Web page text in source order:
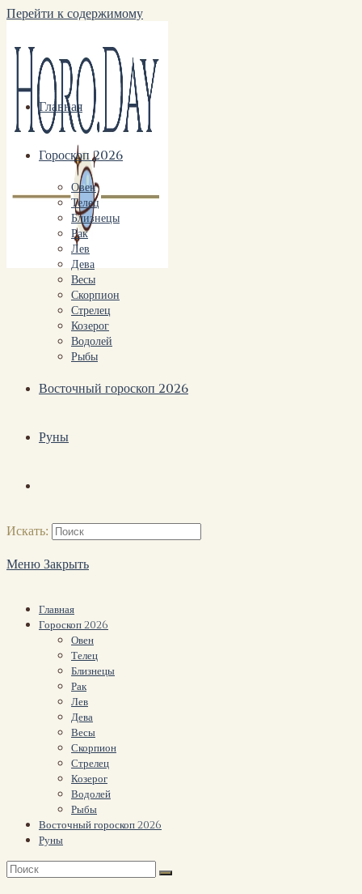
Перейти к содержимому
Главная
Гороскоп 2026
Овен
Телец
Близнецы
Рак
Лев
Дева
Весы
Скорпион
Стрелец
Козерог
Водолей
Рыбы
Восточный гороскоп 2026
Руны
Искать:
МенюЗакрыть
Главная
Гороскоп 2026
Овен
Телец
Близнецы
Рак
Лев
Дева
Весы
Скорпион
Стрелец
Козерог
Водолей
Рыбы
Восточный гороскоп 2026
Руны